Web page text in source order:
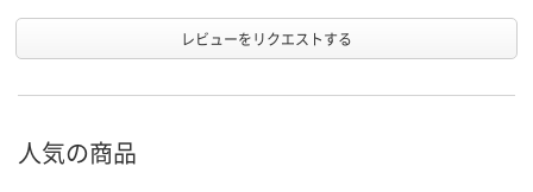
レビューをリクエストする
人気の商品